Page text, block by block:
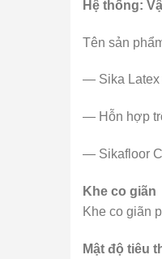
Hệ thống:
Tên sản
— Sika Latex
— Hỗn hợp
— Sikafloor
Khe co giãn
Khe co giãn
Mật độ tiêu